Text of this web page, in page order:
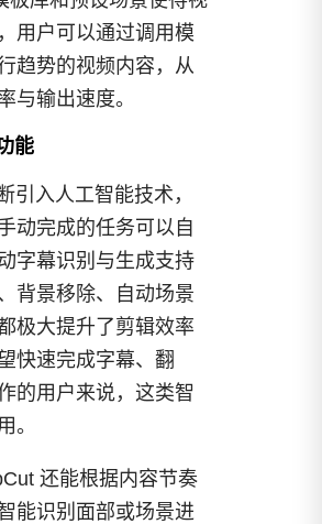
用户可以通过调用模
趋势的视频内容，从
与输出速度。
能
引入人工智能技术，
动完成的任务可以自
字幕识别与生成支持
背景移除、自动场景
极大提升了剪辑效率
快速完成字幕、翻
的用户来说，这类智
。
还能根据内容节奏
能识别面部或场景进